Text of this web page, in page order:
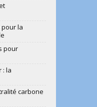
la
pour
: la
carbone